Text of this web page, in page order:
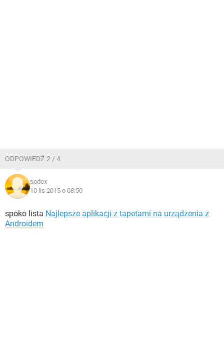
ODPOWIEDŹ 2 / 4
sodex
10 lis 2015 o 08:50
spoko lista Najlepsze aplikacji z tapetami na urządzenia z
Androidem